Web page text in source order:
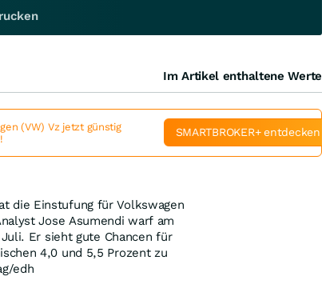
die Einstufung für Volkswagen
Jose Asumendi warf am
Er sieht gute Chancen für
4,0 und 5,5 Prozent zu
edh
Im Artikel enthaltene Werte
(VW) Vz jetzt günstig
SMARTBROKER+ entdecken